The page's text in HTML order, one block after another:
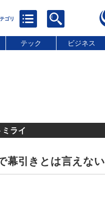
テック ビジネス
ライ
幕引きとは言えない